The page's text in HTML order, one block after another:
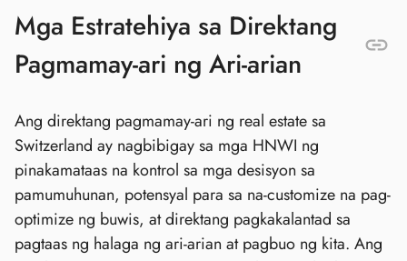
Mga Estratehiya sa Direktang
Pagmamay-ari ng Ari-arian
Ang direktang pagmamay-ari ng real estate sa
Switzerland ay nagbibigay sa mga HNWI ng
pinakamataas na kontrol sa mga desisyon sa
pamumuhunan, potensyal para sa na-customize na pag-
optimize ng buwis, at direktang pagkakalantad sa
pagtaas ng halaga ng ari-arian at pagbuo ng kita. Ang